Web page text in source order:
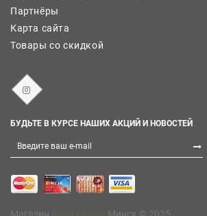
Партнёры
Карта сайта
Товары со скидкой
БУДЬТЕ В КУРСЕ НАШИХ АКЦИЙ И НОВОСТЕЙ
Магазин Минск © 2025